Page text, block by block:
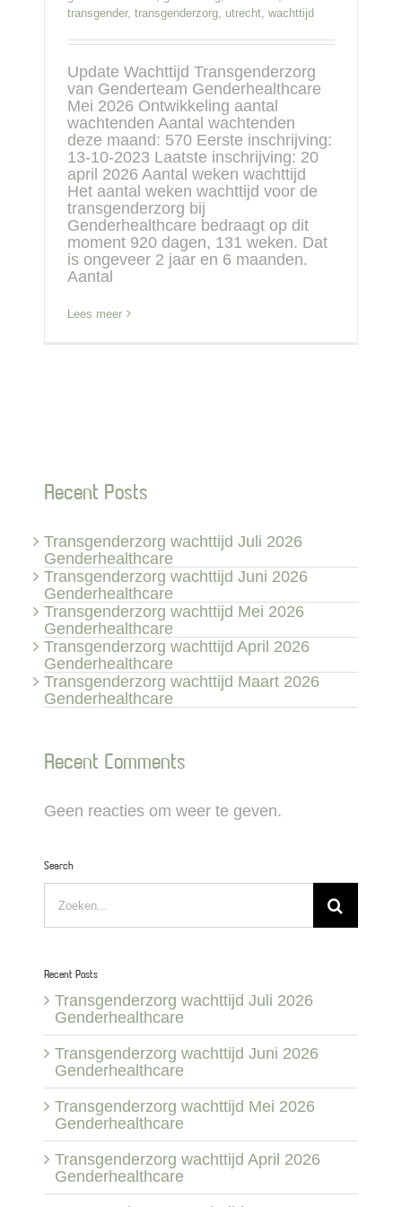
transgender,transgenderzorg utrecht ,wachttijd
Update Wachttijd Transgenderzorg
van Genderteam Genderhealthcare
Mei 2026 Ontwikkeling aantal
wachtenden Aantal wachtenden
deze maand: 570 Eerste inschrijving:
13-10-2023 Laatste inschrijving: 20
april 2026 Aantal weken wachttijd
Het aantal weken wachttijd voor de
transgenderzorg bij
Genderhealthcare bedraagt op dit
moment 920 dagen, 131 weken. Dat
is ongeveer 2 jaar en 6 maanden.
Aantal
Lees meer
Recent Posts
Transgenderzorg wachttijd Juli 2026
Genderhealthcare
Transgenderzorg wachttijd Juni 2026
Genderhealthcare
Transgenderzorg wachttijd Mei 2026
Genderhealthcare
Transgenderzorg wachttijd April 2026
Genderhealthcare
Transgenderzorg wachttijd Maart 2026
Genderhealthcare
Recent Comments
Geen reacties om weer te geven.
Search
Zoeken
naar:
Recent Posts
Transgenderzorg wachttijd Juli 2026
Genderhealthcare
Transgenderzorg wachttijd Juni 2026
Genderhealthcare
Transgenderzorg wachttijd Mei 2026
Genderhealthcare
Transgenderzorg wachttijd April 2026
Genderhealthcare